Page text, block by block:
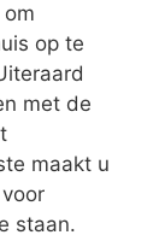
op te
met de
maakt u
staan.